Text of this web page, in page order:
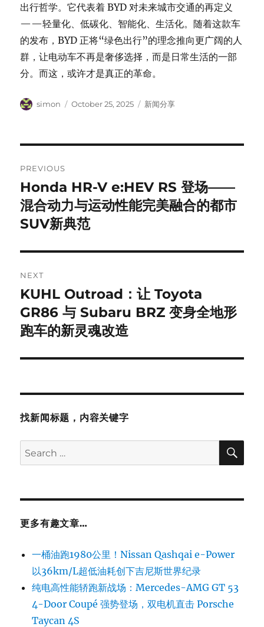
出行哲学。它代表着 BYD 对未来城市交通的再定义
——轻量化、低碳化、智能化、生活化。随着这款车
的发布，BYD 正将“绿色出行”的理念推向更广阔的人
群，让电动车不再是奢侈选择，而是日常生活的一部
分。而这，或许才是真正的革命。
Author
simon
Posted
October 25, 2025 Categories
新闻分享
navigation
PREVIOUS
Previous
post:
Honda HR-V e:HEV RS 登场——
混合动力与运动性能完美融合的都市
SUV新典范
NEXT
Next
post:
KUHL Outroad：让 Toyota
GR86 与 Subaru BRZ 变身全地形
跑车的新灵魂改造
找新闻标题，内容关键字
Search
for:
更多有趣文章…
一桶油跑1980公里！Nissan Qashqai e-Power
以36km/L超低油耗创下吉尼斯世界纪录
纯电高性能轿跑新战场：Mercedes-AMG GT 53
4-Door Coupé 强势登场，双电机直击 Porsche
Taycan 4S